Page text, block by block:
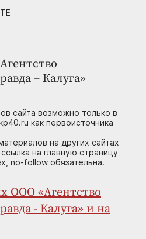
– Калуга»
сайта возможно только в
как первоисточника
на других сайтах
на главную страницу
no-follow обязательна.
ООО «Агентство
- Калуга» и на